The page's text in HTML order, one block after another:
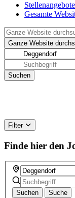
Stellenangebote
Gesamte
Filter
Finde hier den
Suchen Suche